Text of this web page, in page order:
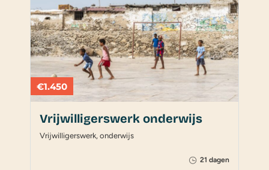
€1.450
Vrijwilligerswerk onderwijs
Vrijwilligerswerk, onderwijs
21 dagen